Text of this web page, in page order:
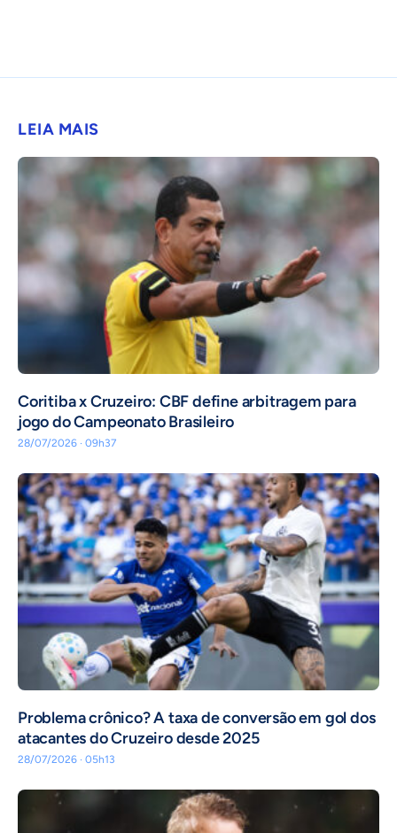
LEIA MAIS
Coritiba x Cruzeiro: CBF define arbitragem para
jogo do Campeonato Brasileiro
28/07/2026 · 09h37
Problema crônico? A taxa de conversão em gol dos
atacantes do Cruzeiro desde 2025
28/07/2026 · 05h13